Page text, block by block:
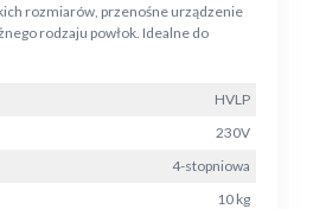
rozmiarów, przenośne urządzenie
rodzaju powłok. Idealne do
HVLP
230V
4-stopniowa
10 kg